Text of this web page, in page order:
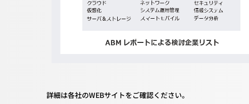
詳細は各社のWEBサイトをご確認ください。